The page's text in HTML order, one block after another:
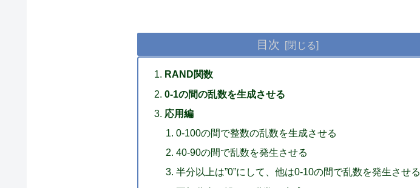
目次
RAND関数
0-1の間の乱数を生成させる
応用編
0-100の間で整数の乱数を生成させる
40-90の間で乱数を発生させる
半分以上は”0”にして、他は0-10の間で乱数を発生させる